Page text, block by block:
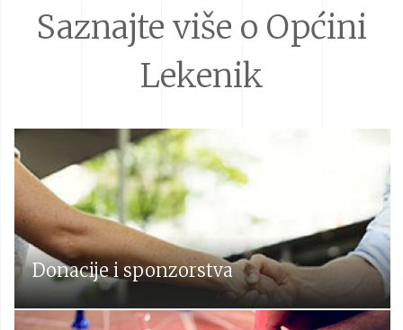
Saznajte više o Općini
Lekenik
Donacije i sponzorstva